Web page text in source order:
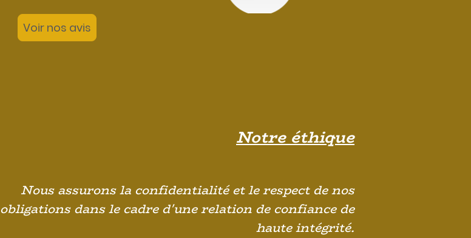
Voir nos avis
Nous assurons la confidentialité et le respect de nos
obligations dans le cadre d'une relation de confiance de
haute intégrité.
Notre éthique